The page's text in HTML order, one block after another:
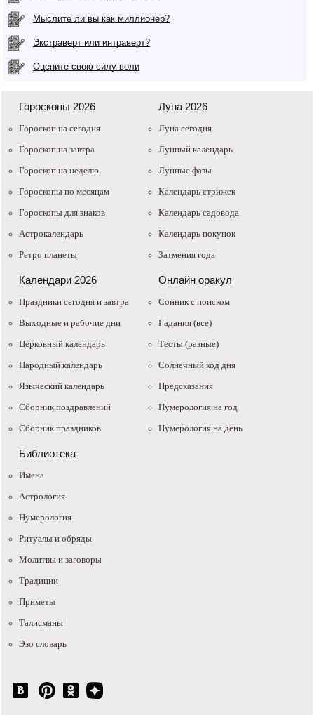
Мыслите ли вы как миллионер?
Экстраверт или интраверт?
Оцените свою силу воли
Гороскопы 2026
Гороскоп на сегодня
Гороскоп на завтра
Гороскоп на неделю
Гороскопы по месяцам
Гороскопы для знаков
Астрокалендарь
Ретро планеты
Луна 2026
Луна сегодня
Лунный календарь
Лунные фазы
Календарь стрижек
Календарь садовода
Календарь покупок
Затмения года
Календари 2026
Праздники сегодня и завтра
Выходные и рабочие дни
Церковный календарь
Народный календарь
Языческий календарь
Сборник поздравлений
Сборник праздников
Онлайн оракул
Cонник с поиском
Гадания (все)
Тесты (разные)
Солнечный код дня
Предсказания
Нумерология на год
Нумерология на день
Библиотека
Имена
Астрология
Нумерология
Ритуалы и обряды
Молитвы и заговоры
Традиции
Приметы
Талисманы
Эзо словарь